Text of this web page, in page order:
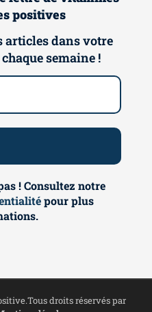
positives
articles dans votre
semaine !
! Consultez notre
pour plus
droits réservés par